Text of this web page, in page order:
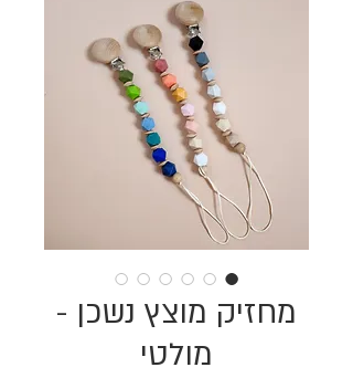
מחזיק מוצץ נשכן -
מולטי